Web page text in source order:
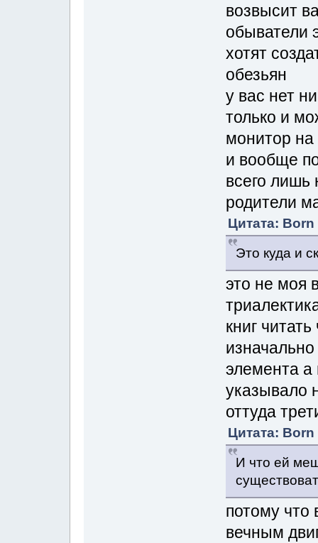
возвысит
обыватели
хотят
обезьян
у вас нет
только и
монитор
и вообще
всего лишь
родители
Цитата:
Это куда и
это не моя
книг
элемента а
указывало
оттуда
Цитата:
И что ей
потому что
вечным